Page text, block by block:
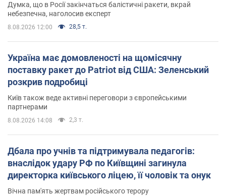
Думка, що в Росії закінчаться балістичні ракети, вкрай
небезпечна, наголосив експерт
8.08.2026 12:00 28,5 т.
Україна має домовленості на щомісячну
поставку ракет до Patriot від США: Зеленський
розкрив подробиці
Київ також веде активні переговори з європейськими
партнерами
8.08.2026 14:08 2,3 т.
Дбала про учнів та підтримувала педагогів:
внаслідок удару РФ по Київщині загинула
директорка київського ліцею, її чоловік та онук
Вічна пам'ять жертвам російського терору